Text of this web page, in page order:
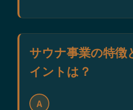
サウナ事業の特徴
イントは？
A